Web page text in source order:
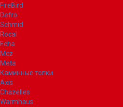
FireBird
Defro
Schmid
Rocal
Echa
Mcz
Meta
Каминные топки
Axis
Chazelles
Warmhaus